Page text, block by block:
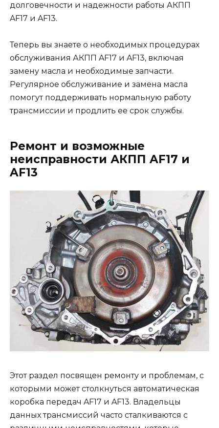
долговечности и надежности работы АКПП
AF17 и AF13.
Теперь вы знаете о необходимых процедурах
обслуживания АКПП AF17 и AF13, включая
замену масла и необходимые запчасти.
Регулярное обслуживание и замена масла
помогут поддерживать нормальную работу
трансмиссии и продлить ее срок службы.
Ремонт и возможные
неисправности АКПП AF17 и
AF13
Этот раздел посвящен ремонту и проблемам, с
которыми может столкнуться автоматическая
коробка передач AF17 и AF13. Владельцы
данных трансмиссий часто сталкиваются с